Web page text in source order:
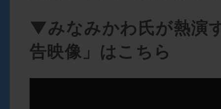
▼みなみかわ氏が熱演
告映像」はこちら